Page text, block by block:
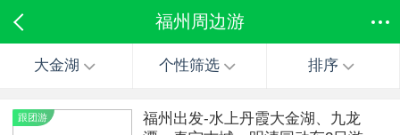
福州周边游
大金湖 个性筛选 排序
跟团游
福州出发-水上丹霞大金湖、九龙